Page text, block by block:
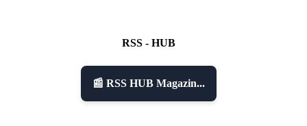
RSS - HUB
📰 RSS HUB Magazin...